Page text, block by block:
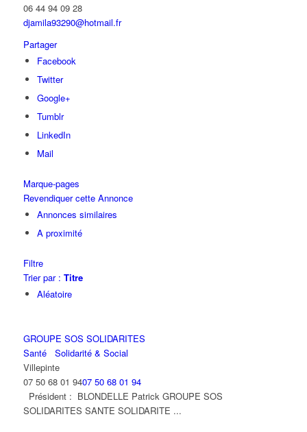
06 44 94 09 28
djamila93290@hotmail.fr
Partager
Facebook
Twitter
Google+
Tumblr
LinkedIn
Mail
Marque-pages
Revendiquer cette Annonce
Annonces similaires
A proximité
Filtre
Trier par : Titre
Aléatoire
GROUPE SOS SOLIDARITES
Santé
Solidarité & Social
Villepinte
07 50 68 01 9407 50 68 01 94
Président : BLONDELLE Patrick GROUPE SOS
SOLIDARITES SANTE SOLIDARITE ...